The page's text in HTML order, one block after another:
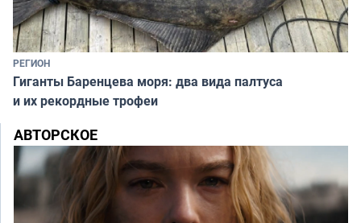
РЕГИОН
Гиганты Баренцева моря: два вида палтуса
и их рекордные трофеи
АВТОРСКОЕ